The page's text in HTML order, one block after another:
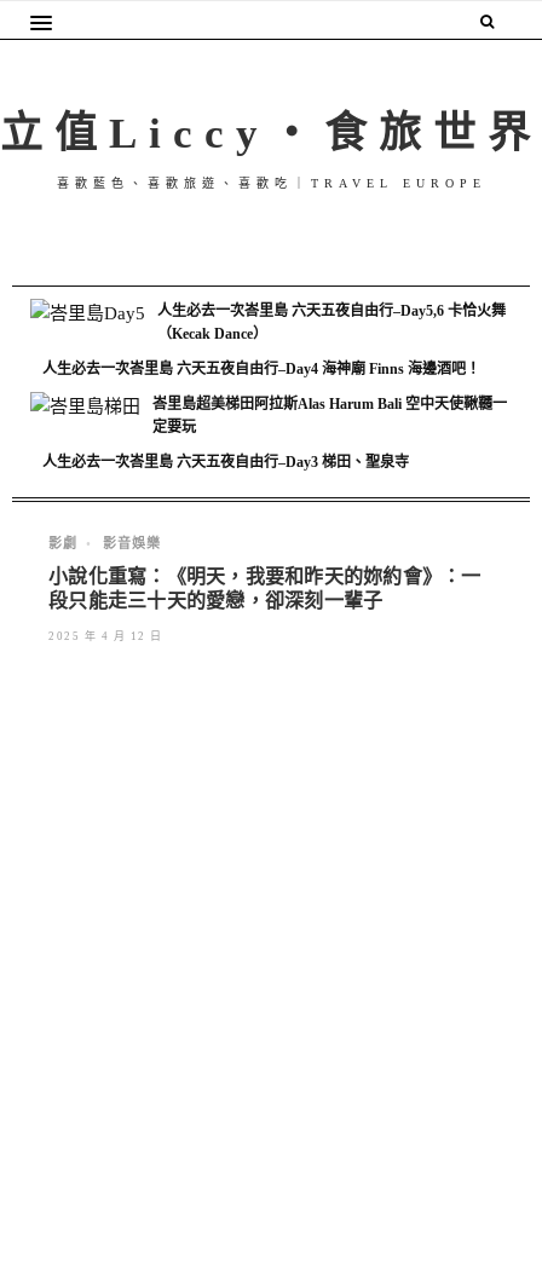
立值Liccy・食旅世界
喜歡藍色、喜歡旅遊、喜歡吃｜TRAVEL EUROPE
人生必去一次峇里島 六天五夜自由行–Day5,6 卡恰火舞
（Kecak Dance）
人生必去一次峇里島 六天五夜自由行–Day4 海神廟 Finns 海邊酒吧！
峇里島超美梯田阿拉斯Alas Harum Bali 空中天使鞦韆一
定要玩
人生必去一次峇里島 六天五夜自由行–Day3 梯田、聖泉寺
影劇 • 影音娛樂
小說化重寫：《明天，我要和昨天的妳約會》：一
段只能走三十天的愛戀，卻深刻一輩子
2025 年 4 月 12 日